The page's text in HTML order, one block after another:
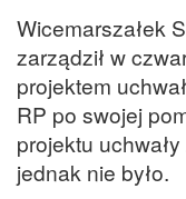
Wicemarszałek
zarządził w
projektem
RP po swojej
projektu
jednak nie było.